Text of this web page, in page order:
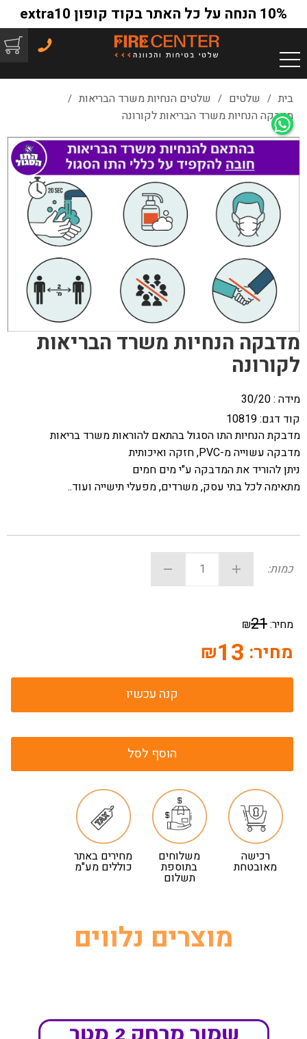
10% הנחה על כל האתר בקוד קופון extra10
בית / שלטים / שלטים הנחיות משרד הבריאות /
מדבקה הנחיות משרד הבריאות לקורונה
מדבקה הנחיות משרד הבריאות
לקורונה
מידה : 30/20
קוד דגם:10819
מדבקת הנחיות התו הסגול בהתאם להוראות משרד בריאות
מדבקה עשוייה מ-PVC, חזקה ואיכותית
ניתן להוריד את המדבקה ע"י מים חמים
מתאימה לכל בתי עסק, משרדים, מפעלי תישייה ועוד..
כמות:
מחיר:21
₪
מחיר: 13
₪
קנה עכשיו
הוסף לסל
רכישה
מאובטחת
משלוחים
בתוספת
תשלום
מחירים באתר
כוללים מע"מ
מוצרים נלווים